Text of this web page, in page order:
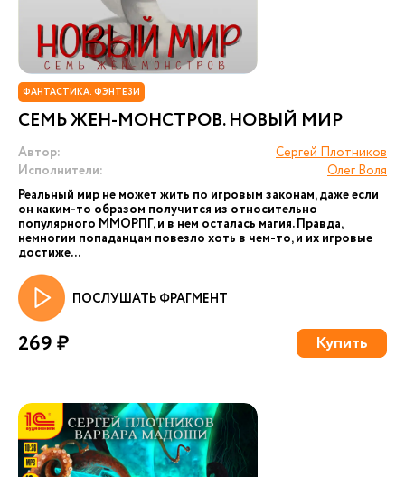
ФАНТАСТИКА. ФЭНТЕЗИ
СЕМЬ ЖЕН-МОНСТРОВ. НОВЫЙ МИР
Автор:
Сергей Плотников
Исполнители:
Олег Воля
Реальный мир не может жить по игровым законам, даже если
он каким-то образом получится из относительно
популярного ММОРПГ, и в нем осталась магия. Правда,
немногим попаданцам повезло хоть в чем-то, и их игровые
достиже...
ПОСЛУШАТЬ ФРАГМЕНТ
269 ₽ Купить